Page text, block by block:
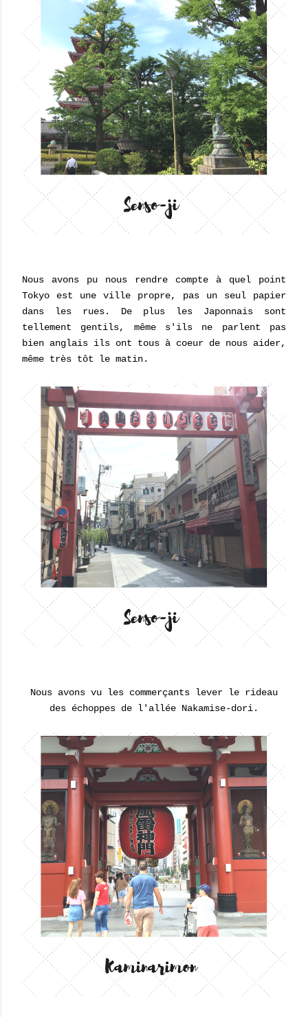
Nous avons pu nous rendre compte à quel point
Tokyo est une ville propre, pas un seul papier
dans les rues. De plus les Japonnais sont
tellement gentils, même s'ils ne parlent pas
bien anglais ils ont tous à coeur de nous aider,
même très tôt le matin.
Nous avons vu les commerçants lever le rideau
des échoppes de l'allée Nakamise-dori.